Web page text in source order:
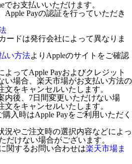
でお支払いいただけます。
Apple Payの認証を行っていただき
ードは発行会社によって異なりま
い方法よりAppleのサイトをご確認
ってApple Payおよびクレジット
い場合、楽天市場がお支払い方法の
をキャンセルいたします。
内後、7日間変更いただけない場
をキャンセルいたします。
入時はApple Payをご利用いただく
況やご注文時の選択内容などによっ
だけない場合がございます。
関するお問い合わせは楽天市場ま